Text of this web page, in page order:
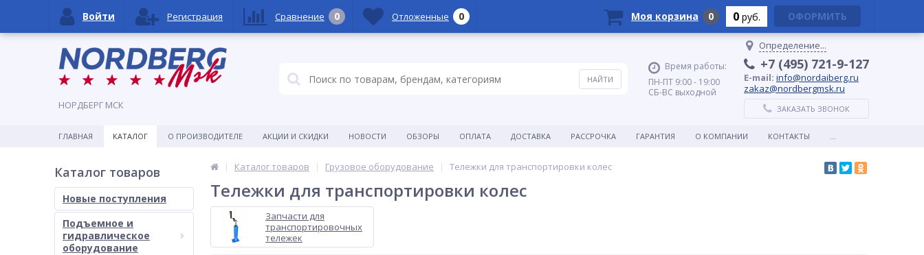
НОРДБЕРГ МСК
Время работы:
ПН-ПТ 9:00 - 19:00
СБ-ВС выходной
Определение...
+7 (495) 721-9-127
E-mail: info@nordaiberg.ru
zakaz@nordbergmsk.ru
ЗАКАЗАТЬ ЗВОНОК
ГЛАВНАЯ КАТАЛОГ О ПРОИЗВОДИТЕЛЕ АКЦИИ И СКИДКИ НОВОСТИ ОБЗОРЫ ОПЛАТА ДОСТАВКА РАССРОЧКА ГАРАНТИЯ О КОМПАНИИ КОНТАКТЫ ...
Каталог товаров
Новые поступления
Подъемное и
гидравлическое
оборудование
Каталог товаров Грузовое оборудование Тележки для транспортировки колес
Тележки для транспортировки колес
Запчасти для
транспортировочных
тележек
Войти Регистрация Сравнение 0 Отложенные 0 Моя корзина 0 0 руб. ОФОРМИТЬ